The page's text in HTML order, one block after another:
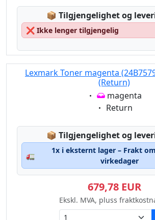
📦 Lagerstatus:
Tilgjengelighet og
❌ Ikke lenger tilgjengelig
Lexmark Toner magenta
(Return)
Eigenschaft:
magenta
Eigenschaft:
Return
📦 Lagerstatus:
Tilgjengelighet og
🚛
1x i eksternt lager – Frakt
virkedager
679,78 EUR
Ekskl. MVA, pluss